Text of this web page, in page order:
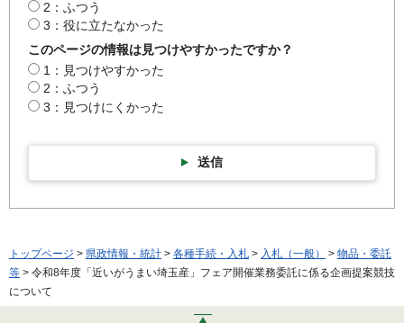
2：ふつう
3：役に立たなかった
このページの情報は見つけやすかったですか？
1：見つけやすかった
2：ふつう
3：見つけにくかった
送信
トップページ > 県政情報・統計 > 各種手続・入札 > 入札（一般） > 物品・委託
等 > 令和8年度「近いがうまい埼玉産」フェア開催業務委託に係る企画提案競技
について